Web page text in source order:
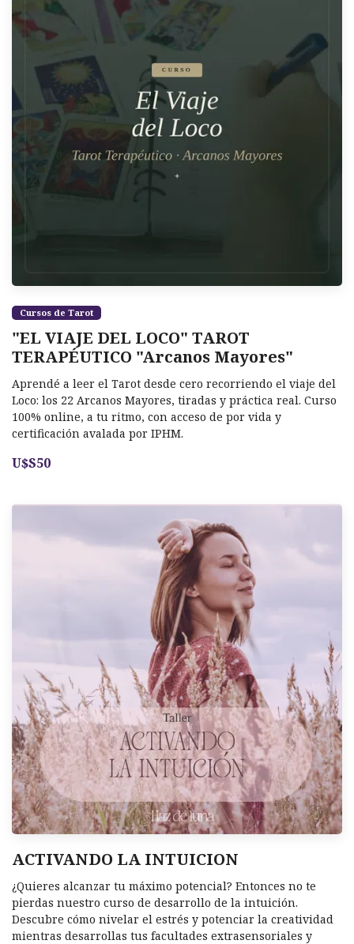
Cursos de Tarot
"EL VIAJE DEL LOCO" TAROT
TERAPÉUTICO "Arcanos Mayores"
Aprendé a leer el Tarot desde cero recorriendo el viaje del
Loco: los 22 Arcanos Mayores, tiradas y práctica real. Curso
100% online, a tu ritmo, con acceso de por vida y
certificación avalada por IPHM.
U$S50
ACTIVANDO LA INTUICION
¿Quieres alcanzar tu máximo potencial? Entonces no te
pierdas nuestro curso de desarrollo de la intuición.
Descubre cómo nivelar el estrés y potenciar la creatividad
mientras desarrollas tus facultades extrasensoriales y